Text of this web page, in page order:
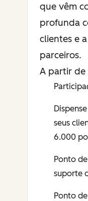
que vêm
profunda
clientes e
parceiros.
A partir de
seus
6.000
Ponto
suporte
Ponto